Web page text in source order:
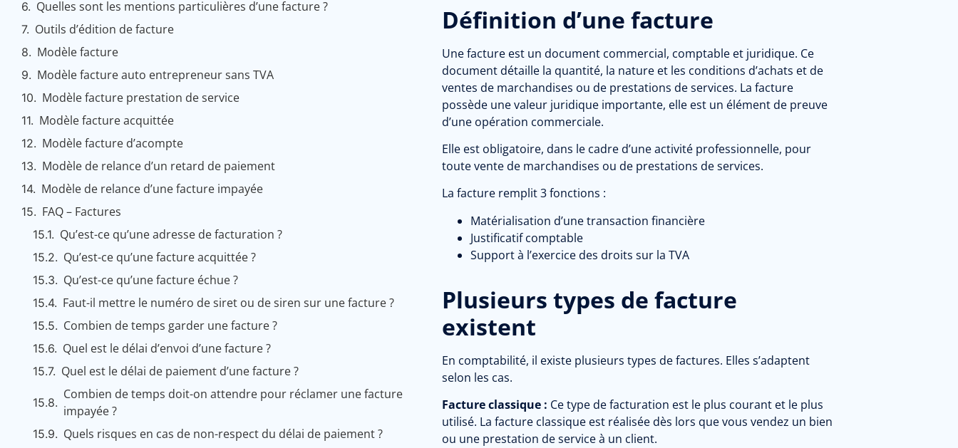
Quelles sont les mentions particulières d’une facture ?
Outils d’édition de facture
Modèle facture
Modèle facture auto entrepreneur sans TVA
Modèle facture prestation de service
Modèle facture acquittée
Modèle facture d’acompte
Modèle de relance d’un retard de paiement
Modèle de relance d’une facture impayée
FAQ – Factures
Qu’est-ce qu’une adresse de facturation ?
Qu’est-ce qu’une facture acquittée ?
Qu’est-ce qu’une facture échue ?
Faut-il mettre le numéro de siret ou de siren sur une facture ?
Combien de temps garder une facture ?
Quel est le délai d’envoi d’une facture ?
Quel est le délai de paiement d’une facture ?
Combien de temps doit-on attendre pour réclamer une facture
impayée ?
Quels risques en cas de non-respect du délai de paiement ?
Définition d’une facture
Une facture est un document commercial, comptable et juridique. Ce
document détaille la quantité, la nature et les conditions d’achats et de
ventes de marchandises ou de prestations de services. La facture
possède une valeur juridique importante, elle est un élément de preuve
d’une opération commerciale.
Elle est obligatoire, dans le cadre d’une activité professionnelle, pour
toute vente de marchandises ou de prestations de services.
La facture remplit 3 fonctions :
Matérialisation d’une transaction financière
Justificatif comptable
Support à l’exercice des droits sur la TVA
Plusieurs types de facture
existent
En comptabilité, il existe plusieurs types de factures. Elles s’adaptent
selon les cas.
Facture classique : Ce type de facturation est le plus courant et le plus
utilisé. La facture classique est réalisée dès lors que vous vendez un bien
ou une prestation de service à un client.